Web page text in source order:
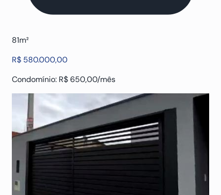
81m²
R$ 580.000,00
Condomínio: R$ 650,00/mês